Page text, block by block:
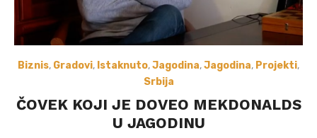
Biznis, Gradovi, Istaknuto,Jagodina,Jagodina, Projekti,
Srbija
ČOVEK KOJI JE DOVEO MEKDONALDS
U JAGODINU